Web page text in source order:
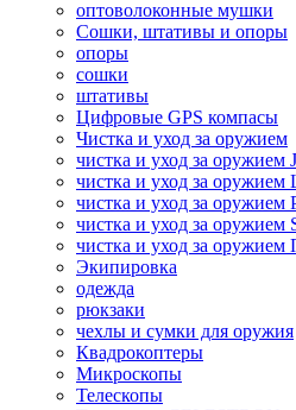
оптоволоконные мушки
Сошки, штативы и опоры
опоры
сошки
штативы
Цифровые GPS компасы
Чистка и уход за оружием
чистка и уход за оружием
чистка и уход за оружием
чистка и уход за оружием
чистка и уход за оружием
чистка и уход за
Экипировка
одежда
рюкзаки
чехлы и сумки для оружия
Квадрокоптеры
Микроскопы
Телескопы